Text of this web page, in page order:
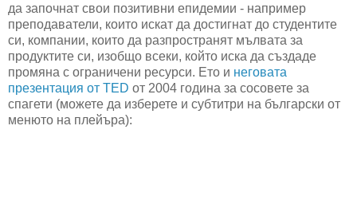
да започнат свои позитивни епидемии - например
преподаватели, които искат да достигнат до студентите
си, компании, които да разпространят мълвата за
продуктите си, изобщо всеки, който иска да създаде
промяна с ограничени ресурси. Ето и неговата
презентация от TED от 2004 година за сосовете за
спагети (можете да изберете и субтитри на български от
менюто на плейъра):